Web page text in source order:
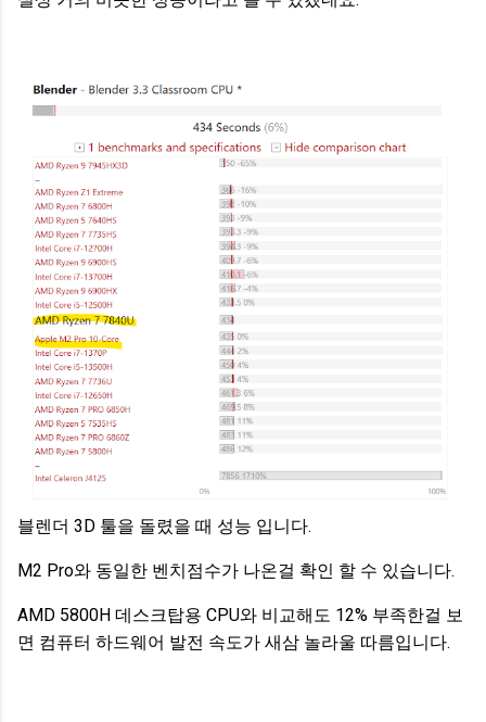
블렌더 3D 툴을 돌렸을 때 성능 입니다.
M2 Pro와 동일한 벤치점수가 나온걸 확인 할 수 있습니다.
AMD 5800H 데스크탑용 CPU와 비교해도 12% 부족한걸 보
면 컴퓨터 하드웨어 발전 속도가 새삼 놀라울 따름입니다.